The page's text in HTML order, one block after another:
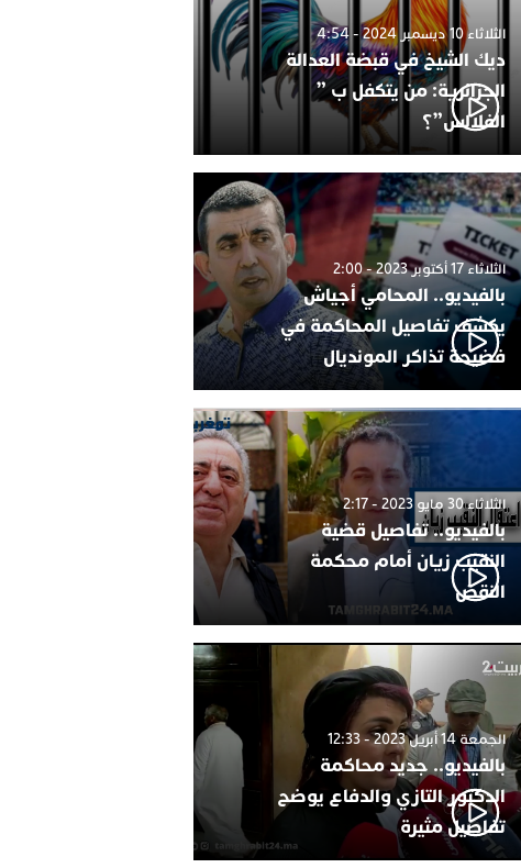
الثلاثاء 10 ديسمبر 2024 - 4:54
ديك الشيخ في قبضة العدالة
الجزائرية: من يتكفل ب ”
الفلالس”؟
الثلاثاء 17 أكتوبر 2023 - 2:00
بالفيديو.. المحامي أجياش
يكشف تفاصيل المحاكمة في
فضيحة تذاكر المونديال
الثلاثاء 30 مايو 2023 - 2:17
بالفيديو.. تفاصيل قضية
النقيب زيان أمام محكمة
النقض
الجمعة 14 أبريل 2023 - 12:33
بالفيديو.. جديد محاكمة
الدكتور التازي والدفاع يوضح
تفاصيل مثيرة